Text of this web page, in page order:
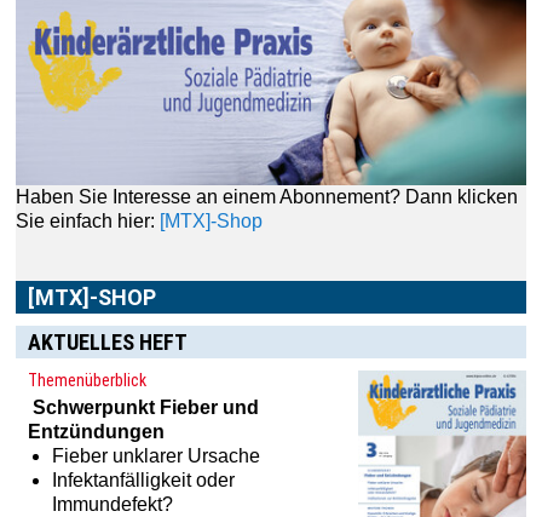
Haben Sie Interesse an einem Abonnement? Dann klicken
Sie einfach hier: [MTX]-Shop
[MTX]-SHOP
AKTUELLES HEFT
Themenüberblick
Schwerpunkt Fieber und
Entzündungen
Fieber unklarer Ursache
Infektanfälligkeit oder
Immundefekt?